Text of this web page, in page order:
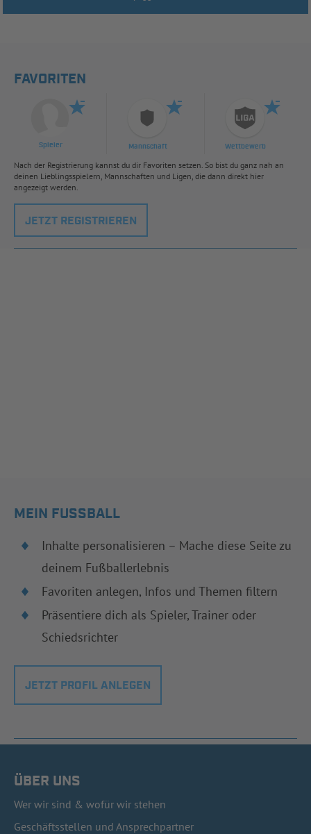
FAVORITEN
Spieler Mannschaft Wettbewerb
Nach der Registrierung kannst du dir Favoriten setzen. So bist du ganz nah an
deinen Lieblingsspielern, Mannschaften und Ligen, die dann direkt hier
angezeigt werden.
JETZT REGISTRIEREN
MEIN FUSSBALL
Inhalte personalisieren – Mache diese Seite zu
deinem Fußballerlebnis
Favoriten anlegen, Infos und Themen filtern
Präsentiere dich als Spieler, Trainer oder
Schiedsrichter
JETZT PROFIL ANLEGEN
ÜBER UNS
Wer wir sind & wofür wir stehen
Geschäftsstellen und Ansprechpartner